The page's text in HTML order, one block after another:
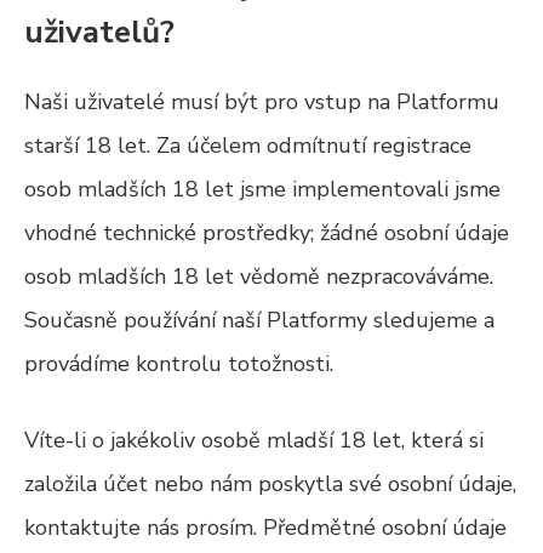
uživatelů?
Naši uživatelé musí být pro vstup na Platformu
starší 18 let. Za účelem odmítnutí registrace
osob mladších 18 let jsme implementovali jsme
vhodné technické prostředky; žádné osobní údaje
osob mladších 18 let vědomě nezpracováváme.
Současně používání naší Platformy sledujeme a
provádíme kontrolu totožnosti.
Víte-li o jakékoliv osobě mladší 18 let, která si
založila účet nebo nám poskytla své osobní údaje,
kontaktujte nás prosím. Předmětné osobní údaje